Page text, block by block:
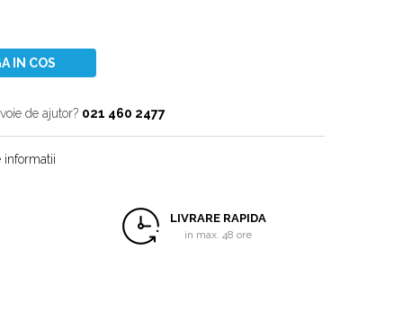
IN COS
de ajutor? 021 460 2477
informatii
LIVRARE RAPIDA
in max. 48 ore